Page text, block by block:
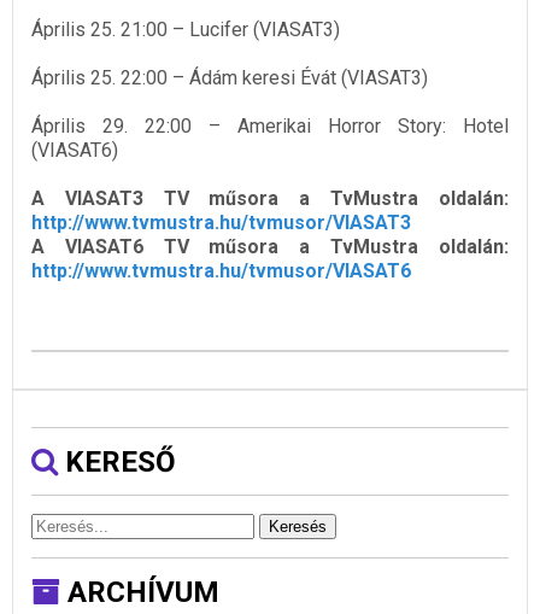
Április 25. 21:00 – Lucifer (VIASAT3)
Április 25. 22:00 – Ádám keresi Évát (VIASAT3)
Április 29. 22:00 – Amerikai Horror Story: Hotel
(VIASAT6)
A VIASAT3 TV műsora a TvMustra oldalán:
http://www.tvmustra.hu/tvmusor/VIASAT3
A VIASAT6 TV műsora a TvMustra oldalán:
http://www.tvmustra.hu/tvmusor/VIASAT6
KERESŐ
Keresés
ARCHÍVUM